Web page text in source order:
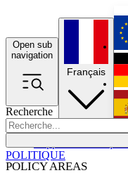
Open sub
navigation
Recherche
POLICY AREAS
Français
POLITIQUE